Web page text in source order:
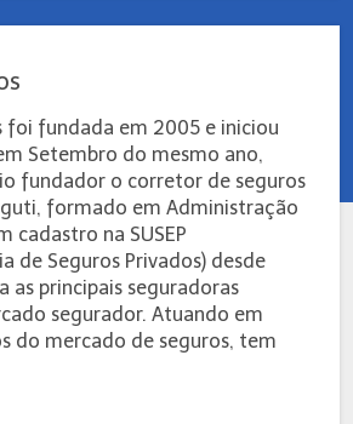
foi fundada em 2005 e iniciou
Setembro do mesmo ano,
fundador o corretor de seguros
formado em Administração
cadastro na SUSEP
de Seguros Privados) desde
as principais seguradoras
segurador. Atuando em
do mercado de seguros, tem